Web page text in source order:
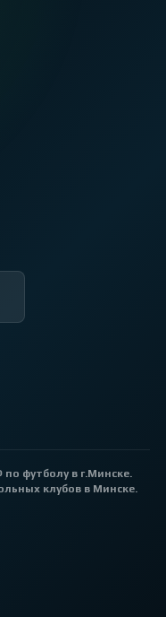
футболу в г.Минске.
клубов в Минске.